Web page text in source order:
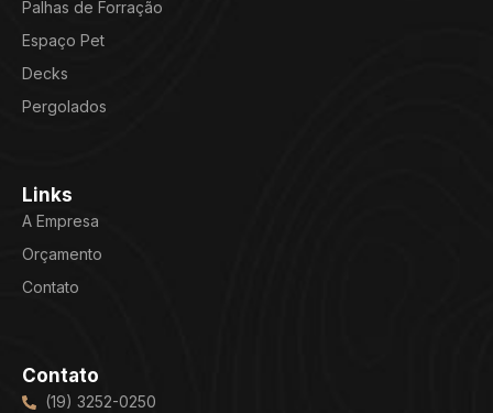
Palhas de Forração
Espaço Pet
Decks
Pergolados
Links
A Empresa
Orçamento
Contato
Contato
(19) 3252-0250